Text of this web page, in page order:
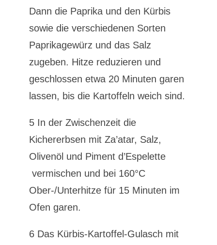
Dann die Paprika und den Kürbis
sowie die verschiedenen Sorten
Paprikagewürz und das Salz
zugeben. Hitze reduzieren und
geschlossen etwa 20 Minuten garen
lassen, bis die Kartoffeln weich sind.
5 In der Zwischenzeit die
Kichererbsen mit Za’atar, Salz,
Olivenöl und Piment d’Espelette
vermischen und bei 160°C
Ober-/Unterhitze für 15 Minuten im
Ofen garen.
6 Das Kürbis-Kartoffel-Gulasch mit